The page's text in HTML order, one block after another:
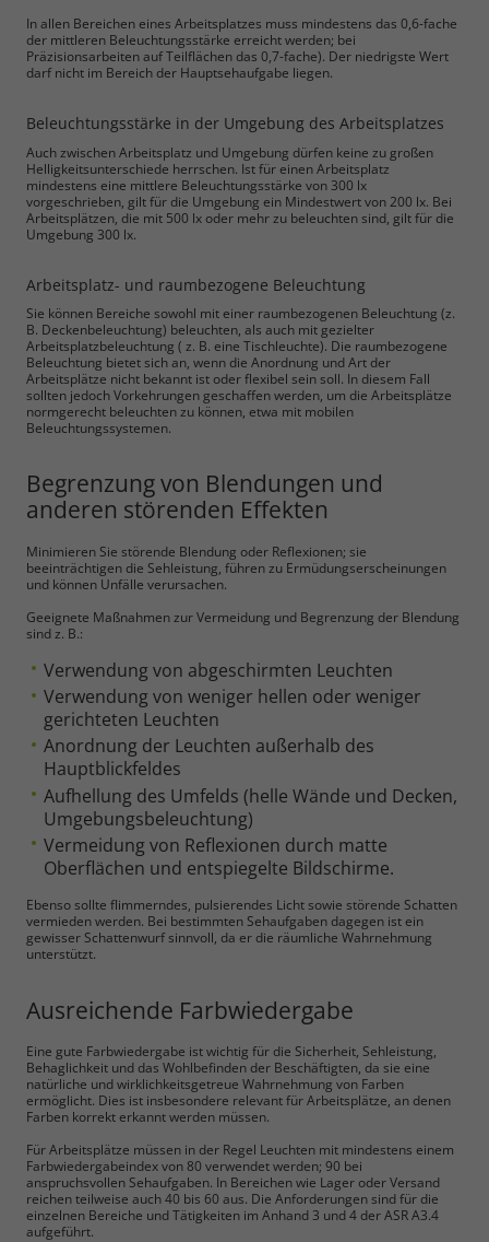
In allen Bereichen eines Arbeitsplatzes muss mindestens das 0,6-fache
der mittleren Beleuchtungsstärke erreicht werden; bei
Präzisionsarbeiten auf Teilflächen das 0,7-fache). Der niedrigste Wert
darf nicht im Bereich der Hauptsehaufgabe liegen.
Beleuchtungsstärke in der Umgebung des Arbeitsplatzes
Auch zwischen Arbeitsplatz und Umgebung dürfen keine zu großen
Helligkeitsunterschiede herrschen. Ist für einen Arbeitsplatz
mindestens eine mittlere Beleuchtungsstärke von 300 lx
vorgeschrieben, gilt für die Umgebung ein Mindestwert von 200 lx. Bei
Arbeitsplätzen, die mit 500 lx oder mehr zu beleuchten sind, gilt für die
Umgebung 300 lx.
Arbeitsplatz- und raumbezogene Beleuchtung
Sie können Bereiche sowohl mit einer raumbezogenen Beleuchtung (z.
B. Deckenbeleuchtung) beleuchten, als auch mit gezielter
Arbeitsplatzbeleuchtung ( z. B. eine Tischleuchte). Die raumbezogene
Beleuchtung bietet sich an, wenn die Anordnung und Art der
Arbeitsplätze nicht bekannt ist oder flexibel sein soll. In diesem Fall
sollten jedoch Vorkehrungen geschaffen werden, um die Arbeitsplätze
normgerecht beleuchten zu können, etwa mit mobilen
Beleuchtungssystemen.
Begrenzung von Blendungen und
anderen störenden Effekten
Minimieren Sie störende Blendung oder Reflexionen; sie
beeinträchtigen die Sehleistung, führen zu Ermüdungserscheinungen
und können Unfälle verursachen.
Geeignete Maßnahmen zur Vermeidung und Begrenzung der Blendung
sind z. B.:
Verwendung von abgeschirmten Leuchten
Verwendung von weniger hellen oder weniger
gerichteten Leuchten
Anordnung der Leuchten außerhalb des
Hauptblickfeldes
Aufhellung des Umfelds (helle Wände und Decken,
Umgebungsbeleuchtung)
Vermeidung von Reflexionen durch matte
Oberflächen und entspiegelte Bildschirme.
Ebenso sollte flimmerndes, pulsierendes Licht sowie störende Schatten
vermieden werden. Bei bestimmten Sehaufgaben dagegen ist ein
gewisser Schattenwurf sinnvoll, da er die räumliche Wahrnehmung
unterstützt.
Ausreichende Farbwiedergabe
Eine gute Farbwiedergabe ist wichtig für die Sicherheit, Sehleistung,
Behaglichkeit und das Wohlbefinden der Beschäftigten, da sie eine
natürliche und wirklichkeitsgetreue Wahrnehmung von Farben
ermöglicht. Dies ist insbesondere relevant für Arbeitsplätze, an denen
Farben korrekt erkannt werden müssen.
Für Arbeitsplätze müssen in der Regel Leuchten mit mindestens einem
Farbwiedergabeindex von 80 verwendet werden; 90 bei
anspruchsvollen Sehaufgaben. In Bereichen wie Lager oder Versand
reichen teilweise auch 40 bis 60 aus. Die Anforderungen sind für die
einzelnen Bereiche und Tätigkeiten im Anhand 3 und 4 der ASR A3.4
aufgeführt.
Notwendig
Cookie Informationen anzeigen
Marketing und Statistik
Cookie Informationen anzeigen
Alle akzeptieren
Speichern
Ablehnen
Impressum Datenschutz